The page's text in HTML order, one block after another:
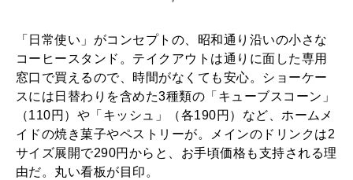
「日常使い」がコンセプトの、昭和通り沿いの小さな
コーヒースタンド。テイクアウトは通りに面した専用
窓口で買えるので、時間がなくても安心。ショーケー
スには日替わりを含めた3種類の「キューブスコーン」
（110円）や「キッシュ」（各190円）など、ホームメ
イドの焼き菓子やペストリーが。メインのドリンクは2
サイズ展開で290円からと、お手頃価格も支持される理
由だ。丸い看板が目印。